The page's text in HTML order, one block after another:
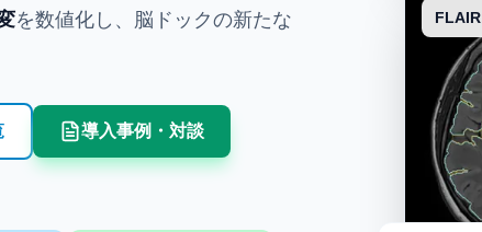
を数値化し、脳ドックの新たな
導入事例・対談
FLAIR